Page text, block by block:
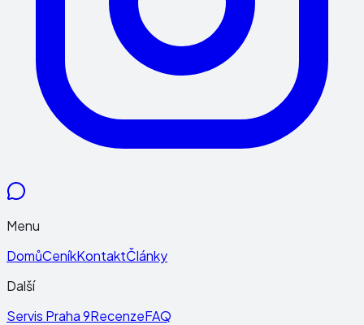
Menu
DomůCeníkKontaktČlánky
Další
Servis Praha 9RecenzeFAQ